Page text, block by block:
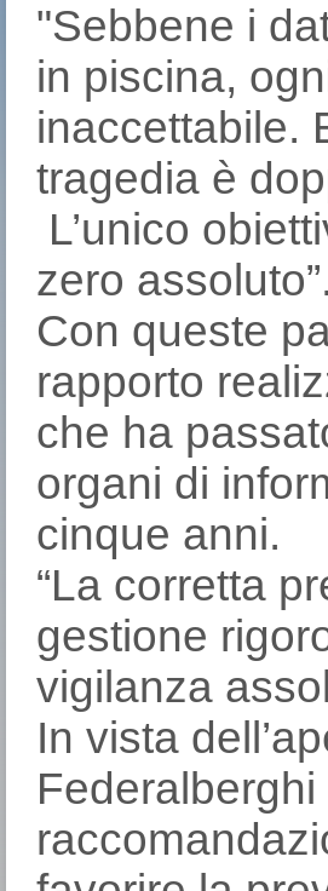
"Sebbene i
in piscina,
inaccettabile.
tragedia è
L’unico
zero assoluto”.
Con queste
rapporto
che ha
organi di
cinque anni.
“La corretta
gestione
vigilanza
In vista